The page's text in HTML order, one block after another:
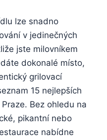
lze snadno⁤
v jedinečných
jste ‍milovníkem
⁣dokonalé místo,
grilovací⁣
15 nejlepších
‍Bez ohledu na
⁢pikantní nebo
nabídne